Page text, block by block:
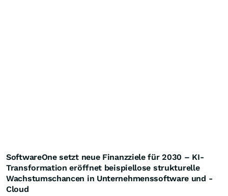
SoftwareOne setzt neue Finanzziele für 2030 – KI-
Transformation eröffnet beispiellose strukturelle
Wachstumschancen in Unternehmenssoftware und -
Cloud